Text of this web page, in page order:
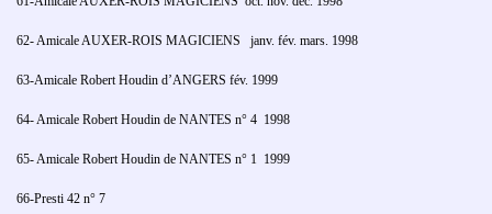
62- Amicale AUXER-ROIS MAGICIENS janv. fév. mars. 1998
63-Amicale Robert Houdin d’ANGERS fév. 1999
64- Amicale Robert Houdin de NANTES n° 4 1998
65- Amicale Robert Houdin de NANTES n° 1 1999
66-Presti 42 n° 7